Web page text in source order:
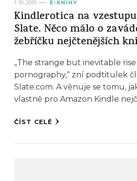
1. 10. 2010 E-KNIHY
Kindlerotica na
Slate. Něco málo o
žebříčku nejčtenějších
„The strange but inevitable
pornography,“ zní podtitulek
Slate.com. A věnuje se tomu,
vlastně pro Amazon Kindle
ČÍST CELÉ